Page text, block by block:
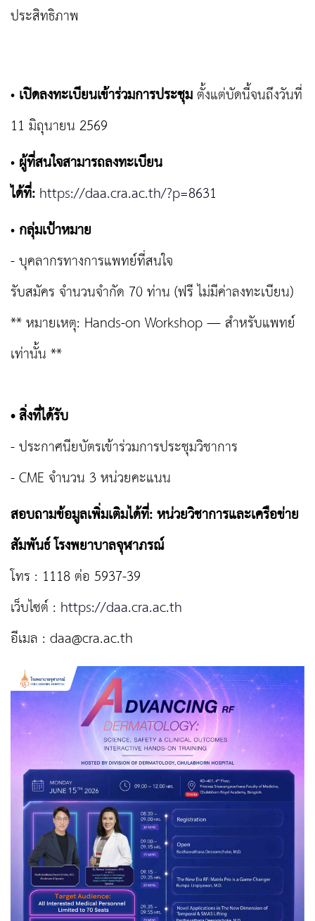
ประสิทธิภาพ
•เปิดลงทะเบียนเข้าร่วมการประชุมตั้งแต่บัดนี้จนถึงวันที่
11 มิถุนายน 2569
•ผู้ที่สนใจสามารถลงทะเบียน
ได้ที่:https://daa.cra.ac.th/?p=8631
•กลุ่มเป้าหมาย
- บุคลากรทางการแพทย์ที่สนใจ
รับสมัคร จำนวนจำกัด 70 ท่าน (ฟรี ไม่มีค่าลงทะเบียน)
** หมายเหตุ: Hands-on Workshop — สำหรับแพทย์
เท่านั้น **
• สิ่งที่ได้รับ
- ประกาศนียบัตรเข้าร่วมการประชุมวิชาการ
- CME จำนวน 3 หน่วยคะแนน
สอบถามข้อมูลเพิ่มเติมได้ที่: หน่วยวิชาการและเครือข่าย
สัมพันธ์ โรงพยาบาลจุฬาภรณ์
โทร : 1118 ต่อ 5937-39
เว็บไซต์ : https://daa.cra.ac.th
อีเมล : daa@cra.ac.th